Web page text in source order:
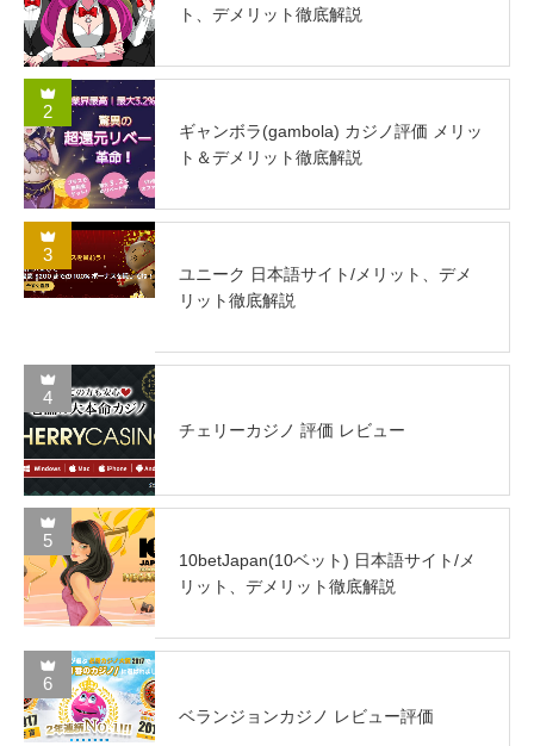
ト、デメリット徹底解説
2
ギャンボラ(gambola) カジノ評価 メリッ
ト＆デメリット徹底解説
3
ユニーク 日本語サイト/メリット、デメ
リット徹底解説
4
チェリーカジノ 評価 レビュー
5
10betJapan(10ベット) 日本語サイト/メ
リット、デメリット徹底解説
6
ベランジョンカジノ レビュー評価